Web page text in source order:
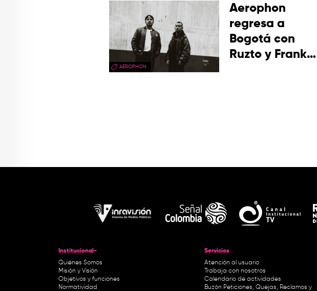
AEROPHON
Aerophon
regresa a
Bogotá con
Ruzto y Frank
Institucional-
Quiénes Somos
Misión y Visión
Objetivos y funciones
Normatividad
Servicios
Atención al usuario
Trabaja con nosotros
Calendario de actividades
Buzón Peticiones, Quejas, Reclamos y